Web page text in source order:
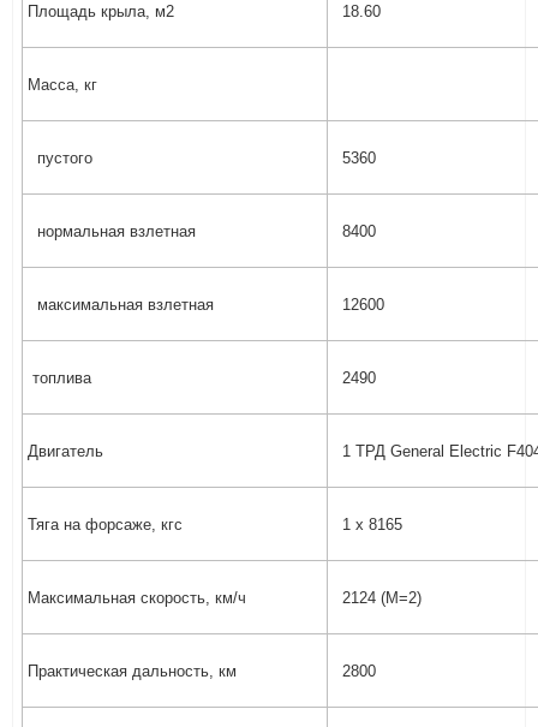
Площадь крыла, м2 18.60
Масса, кг
пустого 5360
нормальная взлетная 8400
максимальная взлетная 12600
топлива 2490
Двигатель 1 ТРД General Electric
Тяга на форсаже, кгс 1 х 8165
Максимальная cкорость, км/ч 2124 (М=2)
Практическая дальность, км 2800